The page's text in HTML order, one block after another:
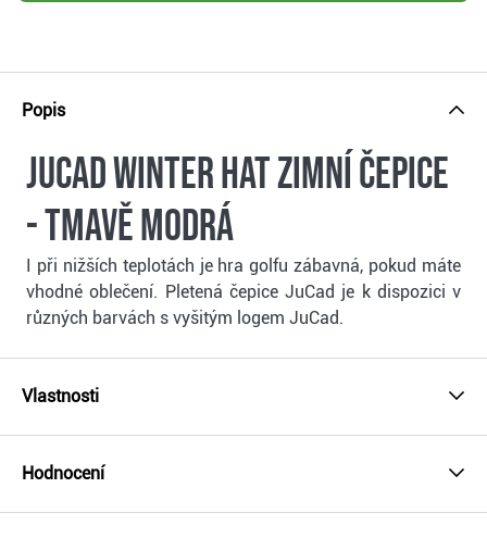
Popis
JuCad Winter Hat zimní čepice
- tmavě modrá
I při nižších teplotách je hra golfu zábavná, pokud máte
vhodné oblečení. Pletená čepice JuCad je k dispozici v
různých barvách s vyšitým logem JuCad.
Vlastnosti
Hodnocení